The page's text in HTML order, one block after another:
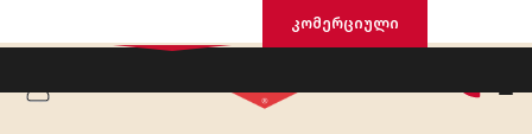
კომერციული